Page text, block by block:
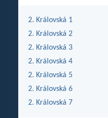
2. Královská 1
2. Královská 2
2. Královská 3
2. Královská 4
2. Královská 5
2. Královská 6
2. Královská 7